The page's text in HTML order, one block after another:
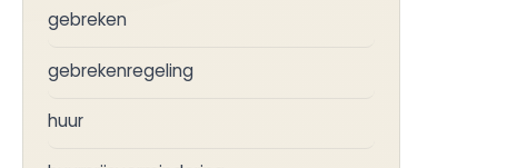
gebreken
gebrekenregeling
huur